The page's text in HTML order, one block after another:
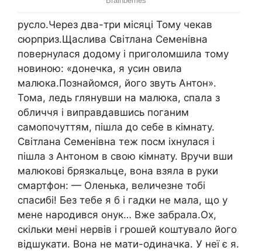
русло.Через два-три місяці Тому чекав
сюрприз.Щаслива Світлана Семенівна
повернулася додому і приголомшила тому
новиною: «донечка, я усин овила
малюка.Познайомся, його звуть Антон».
Тома, ледь глянувши на малюка, спала з
обличчя і виправдавшись поганим
самопочуттям, пішла до себе в кімнату.
Світлана Семенівна теж посм іхнулася і
пішла з Антоном в свою кімнату. Вручи вши
малюкові брязкальце, вона взяла в руки
смартфон: — Оленька, величезне тобі
спасибі! Без тебе я б і гадки не мала, що у
мене народився онук… Вже забрала.Ох,
скільки мені нервів і грошей коштувало його
відшукати. Вона не мати-одиначка. У неї є я.